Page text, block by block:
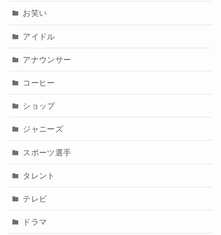
お笑い
アイドル
アナウンサー
コーヒー
ショップ
ジャニーズ
スポーツ選手
タレント
テレビ
ドラマ